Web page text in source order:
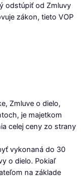
odstúpiť od Zmluvy
zákon, tieto VOP
Zmluve o dielo,
je majetkom
celej ceny zo strany
vykonaná do 30
o dielo. Pokiaľ
na základe